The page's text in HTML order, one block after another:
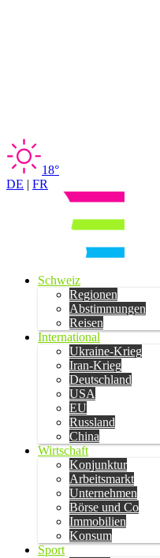
18°
DE | FR
Schweiz
Regionen
Abstimmungen
Reisen
International
Ukraine-Krieg
Iran-Krieg
Deutschland
USA
EU
Russland
China
Wirtschaft
Konjunktur
Arbeitsmarkt
Unternehmen
Börse und Co
Immobilien
Konsum
Sport